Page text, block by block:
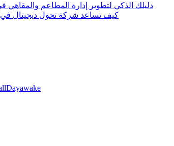
دليلك الذكي لتطوير إدارة المطاعم
كيف تساعد شركة تحول ديجيتال في